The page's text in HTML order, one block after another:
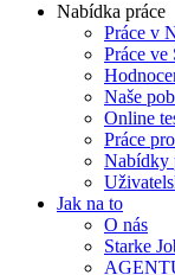
Nabídka práce
Práce v
Práce ve
Naše
Online
Práce
Nabídky
Jak na to
O nás
Starke